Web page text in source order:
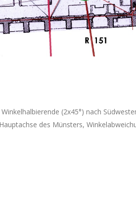
(2x45°) nach
des Münsters,